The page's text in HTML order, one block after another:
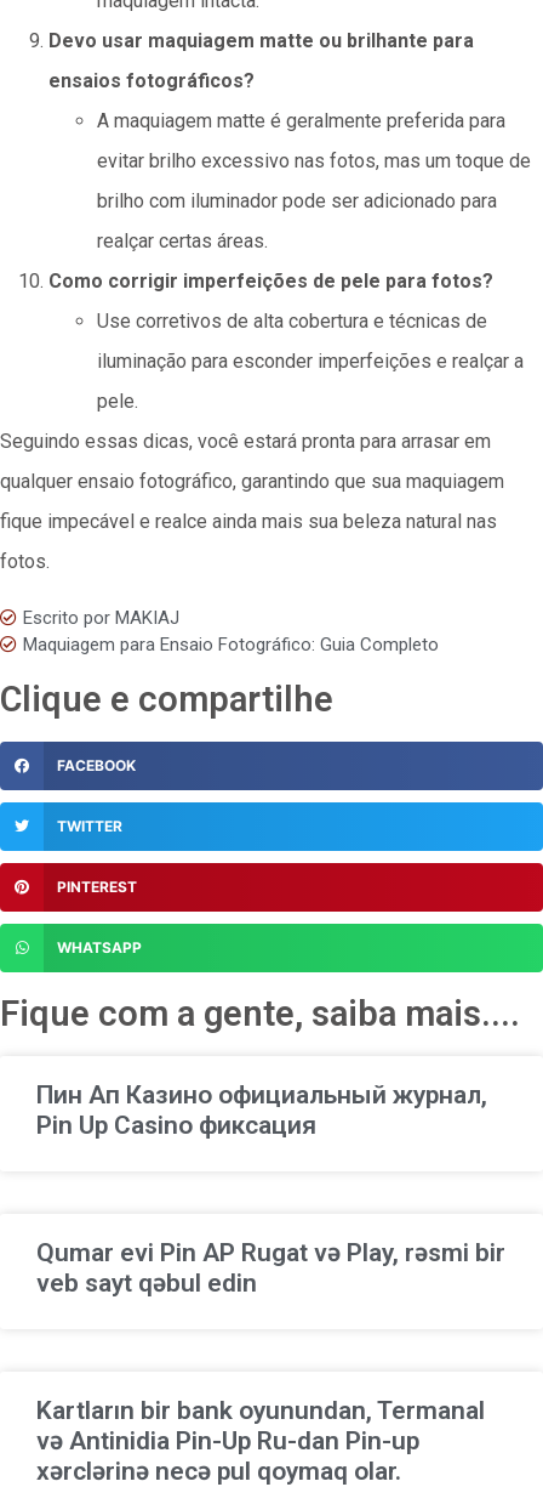
Devo usar maquiagem matte ou brilhante para
ensaios fotográficos?
A maquiagem matte é geralmente preferida para
evitar brilho excessivo nas fotos, mas um toque de
brilho com iluminador pode ser adicionado para
realçar certas áreas.
Como corrigir imperfeições de pele para fotos?
Use corretivos de alta cobertura e técnicas de
iluminação para esconder imperfeições e realçar a
pele.
Seguindo essas dicas, você estará pronta para arrasar em
qualquer ensaio fotográfico, garantindo que sua maquiagem
fique impecável e realce ainda mais sua beleza natural nas
fotos.
Escrito por MAKIAJ
Maquiagem para Ensaio Fotográfico: Guia Completo
Clique e compartilhe
FACEBOOK
TWITTER
PINTEREST
WHATSAPP
Fique com a gente, saiba mais....
Пин Ап Казино официальный журнал,
Pin Up Casino фиксация
Qumar evi Pin AP Rugat və Play, rəsmi bir
veb sayt qəbul edin
Kartların bir bank oyunundan, Termanal
və Antinidia Pin-Up Ru-dan Pin-up
xərclərinə necə pul qoymaq olar.